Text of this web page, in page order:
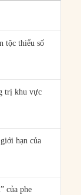
tộc thiểu số
trị khu vực
hạn của
của phe